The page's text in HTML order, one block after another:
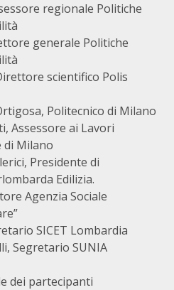
regionale Politiche
generale Politiche
scientifico Polis
Politecnico di Milano
Assessore ai Lavori
di Milano
Presidente di
Edilizia.
Agenzia Sociale
SICET Lombardia
Segretario SUNIA
dei partecipanti